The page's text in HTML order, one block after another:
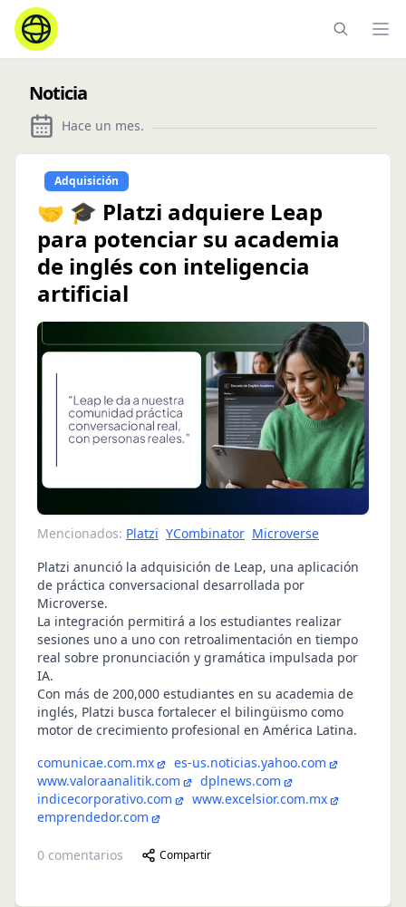
Noticia
Hace un mes.
Adquisición
🤝 🎓 Platzi adquiere Leap
para potenciar su academia
de inglés con inteligencia
artificial
Mencionados: Platzi YCombinator Microverse
Platzi anunció la adquisición de Leap, una aplicación
de práctica conversacional desarrollada por
Microverse.
La integración permitirá a los estudiantes realizar
sesiones uno a uno con retroalimentación en tiempo
real sobre pronunciación y gramática impulsada por
IA.
Con más de 200,000 estudiantes en su academia de
inglés, Platzi busca fortalecer el bilingüismo como
motor de crecimiento profesional en América Latina.
comunicae.com.mx
es-us.noticias.yahoo.com
www.valoraanalitik.com
dplnews.com
indicecorporativo.com
www.excelsior.com.mx
emprendedor.com
0 comentarios Compartir